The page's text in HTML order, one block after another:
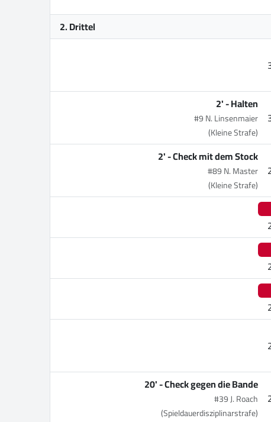
2. Drittel
2' -Halten
#9 N. Linsenmaier
(Kleine Strafe)
2' -Check mit dem Stock
#89 N. Master
(Kleine Strafe)
20' -Check gegen die Bande
#39 J. Roach
(Spieldauerdisziplinarstrafe)